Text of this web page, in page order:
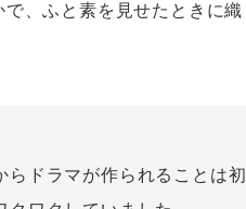
、ふと素を見せたときに織
ドラマが作られることは